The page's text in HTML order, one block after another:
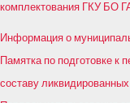
комплектования ГКУ БО
Информация о
Памятка по подготовке к
составу